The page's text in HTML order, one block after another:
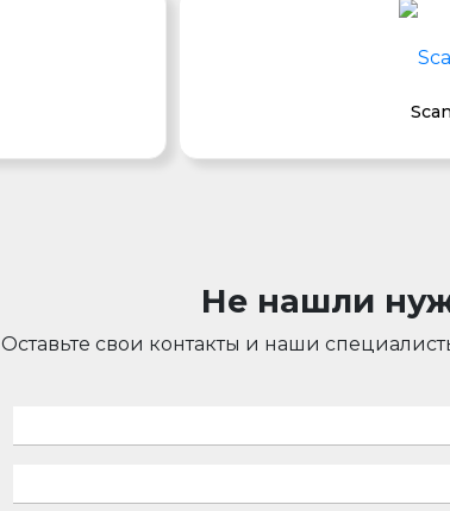
Не нашли
Оставьте свои контакты и наши